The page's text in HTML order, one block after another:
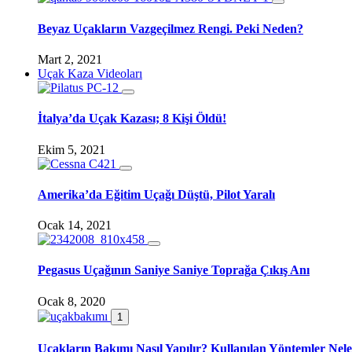
Beyaz Uçakların Vazgeçilmez Rengi. Peki Neden?
Mart 2, 2021
Uçak Kaza Videoları
İtalya’da Uçak Kazası; 8 Kişi Öldü!
Ekim 5, 2021
Amerika’da Eğitim Uçağı Düştü, Pilot Yaralı
Ocak 14, 2021
Pegasus Uçağının Saniye Saniye Toprağa Çıkış Anı
Ocak 8, 2020
1
Uçakların Bakımı Nasıl Yapılır? Kullanılan Yöntemler